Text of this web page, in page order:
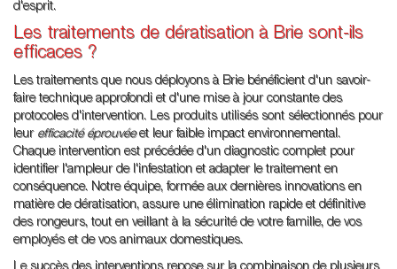
d'esprit.
Les traitements de dératisation à Brie sont-ils
efficaces ?
Les traitements que nous déployons à Brie bénéficient d'un savoir-
faire technique approfondi et d'une mise à jour constante des
protocoles d'intervention. Les produits utilisés sont sélectionnés pour
leur efficacité éprouvéeet leur faible impact environnemental.
Chaque intervention est précédée d'un diagnostic complet pour
identifier l'ampleur de l'infestation et adapter le traitement en
conséquence. Notre équipe, formée aux dernières innovations en
matière de dératisation, assure une élimination rapide et définitive
des rongeurs, tout en veillant à la sécurité de votre famille, de vos
employés et de vos animaux domestiques.